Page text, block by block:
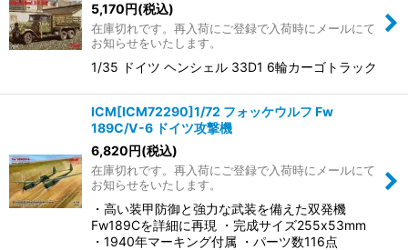
5,170円(税込)
在庫切れです。再入荷にご登録で入荷時にメールにて
お知らせをいたします。
1/35 ドイツ ヘンシェル 33D1 6輪カーゴトラック
ICM[ICM72290]1/72 フォッケウルフ Fw
189C/V-6 ドイツ攻撃機
6,820円(税込)
在庫切れです。再入荷にご登録で入荷時にメールにて
お知らせをいたします。
・高い装甲防御と強力な武装を備えた双発機
Fw189Cを詳細に再現 ・完成サイズ255x53mm
・1940年マーキング付属 ・パーツ数116点